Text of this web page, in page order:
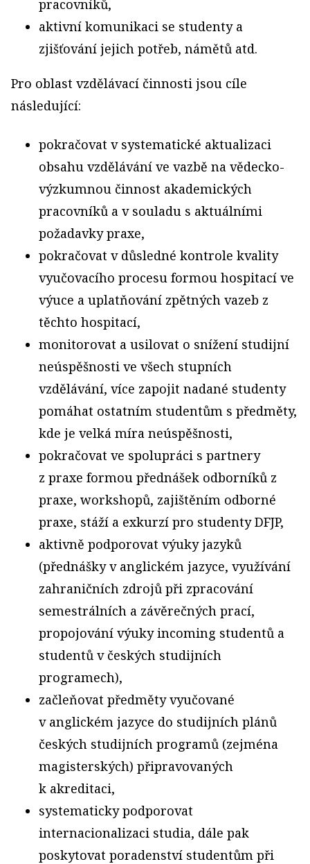
pracovníků,
aktivní komunikaci se studenty a
zjišťování jejich potřeb, námětů atd.
Pro oblast vzdělávací činnosti jsou cíle
následující:
pokračovat v systematické aktualizaci
obsahu vzdělávání ve vazbě na vědecko-
výzkumnou činnost akademických
pracovníků a v souladu s aktuálními
požadavky praxe,
pokračovat v důsledné kontrole kvality
vyučovacího procesu formou hospitací ve
výuce a uplatňování zpětných vazeb z
těchto hospitací,
monitorovat a usilovat o snížení studijní
neúspěšnosti ve všech stupních
vzdělávání, více zapojit nadané studenty
pomáhat ostatním studentům s předměty,
kde je velká míra neúspěšnosti,
pokračovat ve spolupráci s partnery
z praxe formou přednášek odborníků z
praxe, workshopů, zajištěním odborné
praxe, stáží a exkurzí pro studenty DFJP,
aktivně podporovat výuky jazyků
(přednášky v anglickém jazyce, využívání
zahraničních zdrojů při zpracování
semestrálních a závěrečných prací,
propojování výuky incoming studentů a
studentů v českých studijních
programech),
začleňovat předměty vyučované
v anglickém jazyce do studijních plánů
českých studijních programů (zejména
magisterských) připravovaných
k akreditaci,
systematicky podporovat
internacionalizaci studia, dále pak
poskytovat poradenství studentům při